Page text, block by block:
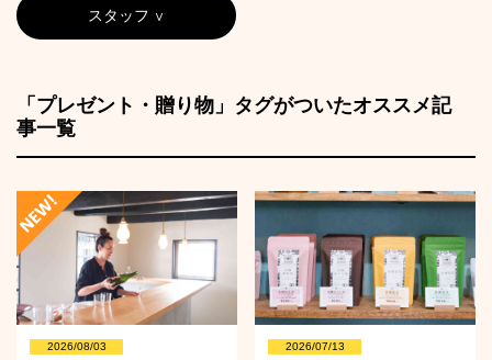
スタッフ
「プレゼント・贈り物」タグがついたオススメ記
事一覧
2026/08/03 2026/07/13